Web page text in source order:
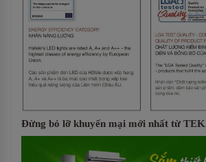
Đừng bỏ lỡ khuyến mại mới nhất từ